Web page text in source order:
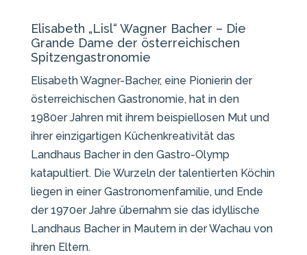
Elisabeth „Lisl“ Wagner Bacher – Die
Grande Dame der österreichischen
Spitzengastronomie
Elisabeth Wagner-Bacher, eine Pionierin der
österreichischen Gastronomie, hat in den
1980er Jahren mit ihrem beispiellosen Mut und
ihrer einzigartigen Küchenkreativität das
Landhaus Bacher in den Gastro-Olymp
katapultiert. Die Wurzeln der talentierten Köchin
liegen in einer Gastronomenfamilie, und Ende
der 1970er Jahre übernahm sie das idyllische
Landhaus Bacher in Mautern in der Wachau von
ihren Eltern.